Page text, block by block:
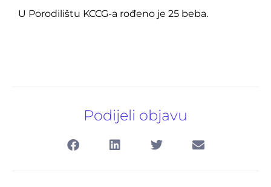
U Porodilištu KCCG-a rođeno je 25 beba.
Podijeli objavu